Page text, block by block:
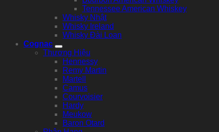
Tennessee American Whiskey
Whisky Nhật
Whisky Ireland
Whisky Đài Loan
Cognac
Thương Hiệu
Hennessy
Remy Martin
Martell
Camus
Courvoisier
Hardy
Meukow
Baron Otard